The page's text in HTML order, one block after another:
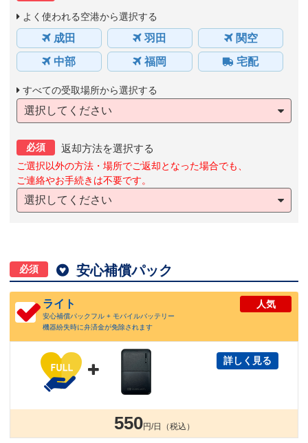
よく使われる空港から選択する
成田 羽田
関空
中部
福岡 宅配
すべての受取場所から選択する
選択してください
必須 返却方法を選択する
ご選択以外の方法・場所でご返却となった場合でも、
ご連絡やお手続きは不要です。
選択してください
必須  安心補償パック
ライト
安心補償パックフル + モバイルバッテリー
機器紛失時に弁済金が免除されます
人気

詳しく見る
550円/日（税込）